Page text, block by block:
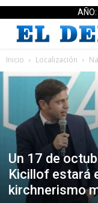
AÑO:
Inicio Localización
Un 17 de
Kicillof estará
kirchnerismo